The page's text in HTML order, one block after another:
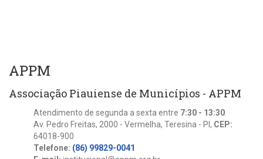
APPM
Associação Piauiense de Municípios - APPM
Atendimento de segunda a sexta entre 7:30 - 13:30
Av. Pedro Freitas, 2000 - Vermelha, Teresina - PI, CEP:
64018-900
Telefone: (86) 99829-0041